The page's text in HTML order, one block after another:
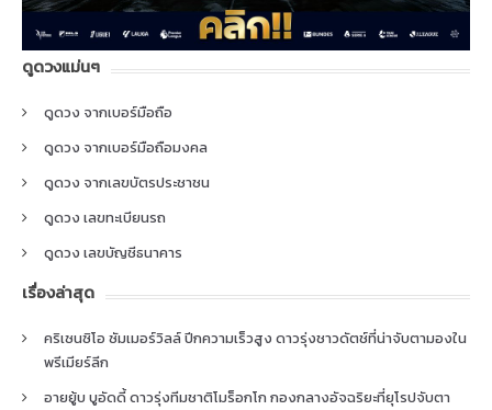
ดูดวงแม่นๆ
ดูดวง จากเบอร์มือถือ
ดูดวง จากเบอร์มือถือมงคล
ดูดวง จากเลขบัตรประชาชน
ดูดวง เลขทะเบียนรถ
ดูดวง เลขบัญชีธนาคาร
เรื่องล่าสุด
คริเซนซิโอ ซัมเมอร์วิลล์ ปีกความเร็วสูง ดาวรุ่งชาวดัตช์ที่น่าจับตามองใน
พรีเมียร์ลีก
อายยู้บ บูอัดดี้ ดาวรุ่งทีมชาติโมร็อกโก กองกลางอัจฉริยะที่ยุโรปจับตา